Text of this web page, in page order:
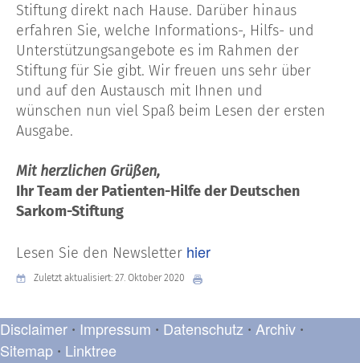
Stiftung direkt nach Hause. Darüber hinaus
erfahren Sie, welche Informations-, Hilfs- und
Unterstützungsangebote es im Rahmen der
Stiftung für Sie gibt. Wir freuen uns sehr über
und auf den Austausch mit Ihnen und
wünschen nun viel Spaß beim Lesen der ersten
Ausgabe.
Mit herzlichen Grüßen,
Ihr Team der Patienten-Hilfe der Deutschen
Sarkom-Stiftung
Lesen Sie den Newsletter hier
Zuletzt aktualisiert: 27. Oktober 2020
Disclaimer • Impressum • Datenschutz • Archiv •
Sitemap • Linktree